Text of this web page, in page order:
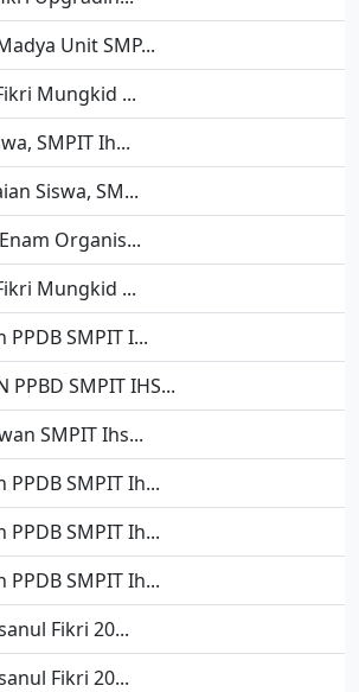
Unit SMP...
Mungkid ...
SMPIT Ih...
Siswa, SM...
Organis...
Mungkid ...
SMPIT I...
PPBD SMPIT IHS...
SMPIT Ihs...
SMPIT Ih...
SMPIT Ih...
SMPIT Ih...
Fikri 20...
Fikri 20...